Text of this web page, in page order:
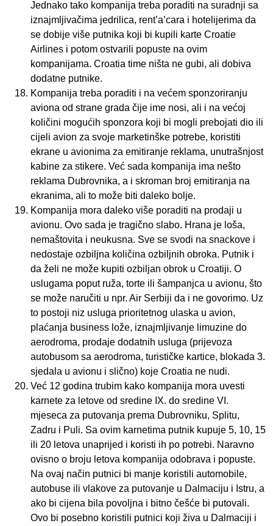
Jednako tako kompanija treba poraditi na suradnji sa
iznajmljivačima jedrilica, rent’a’cara i hotelijerima da
se dobije više putnika koji bi kupili karte Croatie
Airlines i potom ostvarili popuste na ovim
kompanijama. Croatia time ništa ne gubi, ali dobiva
dodatne putnike.
Kompanija treba poraditi i na većem sponzoriranju
aviona od strane grada čije ime nosi, ali i na većoj
količini mogućih sponzora koji bi mogli prebojati dio ili
cijeli avion za svoje marketinške potrebe, koristiti
ekrane u avionima za emitiranje reklama, unutrašnjost
kabine za stikere. Već sada kompanija ima nešto
reklama Dubrovnika, a i skroman broj emitiranja na
ekranima, ali to može biti daleko bolje.
Kompanija mora daleko više poraditi na prodaji u
avionu. Ovo sada je tragično slabo. Hrana je loša,
nemaštovita i neukusna. Sve se svodi na snackove i
nedostaje ozbiljna količina ozbiljnih obroka. Putnik i
da želi ne može kupiti ozbiljan obrok u Croatiji. O
uslugama poput ruža, torte ili šampanjca u avionu, što
se može naručiti u npr. Air Serbiji da i ne govorimo. Uz
to postoji niz usluga prioritetnog ulaska u avion,
plaćanja business lože, iznajmljivanje limuzine do
aerodroma, prodaje dodatnih usluga (prijevoza
autobusom sa aerodroma, turističke kartice, blokada 3.
sjedala u avionu i slično) koje Croatia ne nudi.
Već 12 godina trubim kako kompanija mora uvesti
karnete za letove od sredine IX. do sredine VI.
mjeseca za putovanja prema Dubrovniku, Splitu,
Zadru i Puli. Sa ovim karnetima putnik kupuje 5, 10, 15
ili 20 letova unaprijed i koristi ih po potrebi. Naravno
ovisno o broju letova kompanija odobrava i popuste.
Na ovaj način putnici bi manje koristili automobile,
autobuse ili vlakove za putovanje u Dalmaciju i Istru, a
ako bi cijena bila povoljna i bitno češće bi putovali.
Ovo bi posebno koristili putnici koji živa u Dalmaciji i